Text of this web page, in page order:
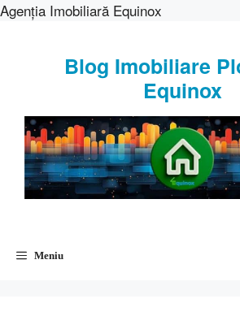
Agenția Imobiliară Equinox
Blog Imobiliare
Equinox
Meniu